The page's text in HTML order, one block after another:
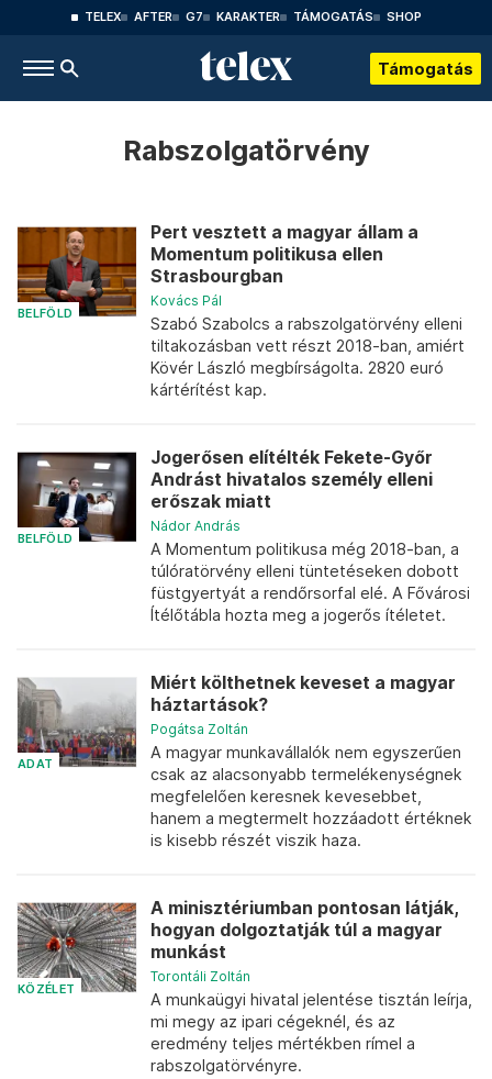
TELEX AFTER G7 KARAKTER TÁMOGATÁS SHOP
Támogatás
Rabszolgatörvény
BELFÖLD
Pert vesztett a magyar állam a
Momentum politikusa ellen
Strasbourgban
Kovács Pál
Szabó Szabolcs a rabszolgatörvény elleni
tiltakozásban vett részt 2018-ban, amiért
Kövér László megbírságolta. 2820 euró
kártérítést kap.
BELFÖLD
Jogerősen elítélték Fekete-Győr
Andrást hivatalos személy elleni
erőszak miatt
Nádor András
A Momentum politikusa még 2018-ban, a
túlóratörvény elleni tüntetéseken dobott
füstgyertyát a rendőrsorfal elé. A Fővárosi
Ítélőtábla hozta meg a jogerős ítéletet.
ADAT
Miért költhetnek keveset a magyar
háztartások?
Pogátsa Zoltán
A magyar munkavállalók nem egyszerűen
csak az alacsonyabb termelékenységnek
megfelelően keresnek kevesebbet,
hanem a megtermelt hozzáadott értéknek
is kisebb részét viszik haza.
KÖZÉLET
A minisztériumban pontosan látják,
hogyan dolgoztatják túl a magyar
munkást
Torontáli Zoltán
A munkaügyi hivatal jelentése tisztán leírja,
mi megy az ipari cégeknél, és az
eredmény teljes mértékben rímel a
rabszolgatörvényre.